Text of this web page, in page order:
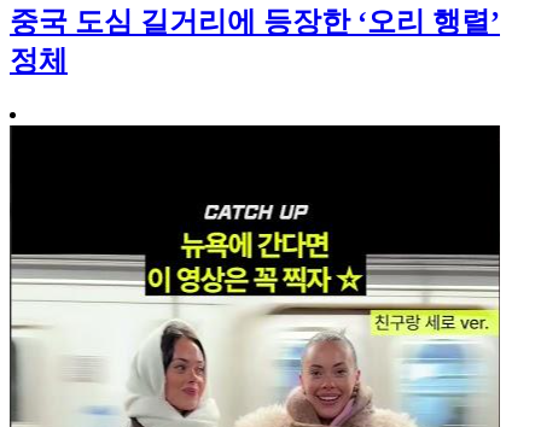
중국 도심 길거리에 등장한 ‘오리 행렬’
정체